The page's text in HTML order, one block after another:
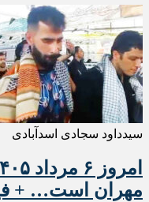
سیدداود سجادی اسدآبادی
مهران است… +